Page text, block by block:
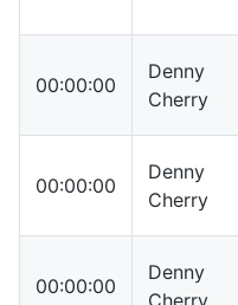
00:00:00
Denny
Cherry
00:00:00
Denny
Cherry
00:00:00
Denny